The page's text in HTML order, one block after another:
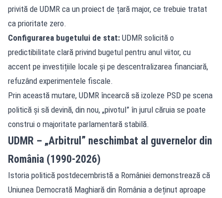
privită de UDMR ca un proiect de țară major, ce trebuie tratat
ca prioritate zero.
Configurarea bugetului de stat: UDMR solicită o
predictibilitate clară privind bugetul pentru anul viitor, cu
accent pe investițiile locale și pe descentralizarea financiară,
refuzând experimentele fiscale.
Prin această mutare, UDMR încearcă să izoleze PSD pe scena
politică și să devină, din nou, „pivotul” în jurul căruia se poate
construi o majoritate parlamentară stabilă.
UDMR – „Arbitrul” neschimbat al guvernelor din
România (1990-2026)
Istoria politică postdecembristă a României demonstrează că
Uniunea Democrată Maghiară din România a deținut aproape